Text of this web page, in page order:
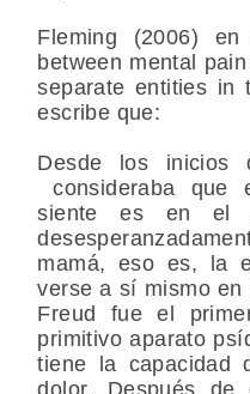
Fleming (2006) en
between mental
separate entities in
escribe que:
Desde los inicios
consideraba que
siente es en el
mamá, eso es, la
verse a sí mismo
Freud fue el
primitivo aparato
tiene la capacidad
dolor. Después de